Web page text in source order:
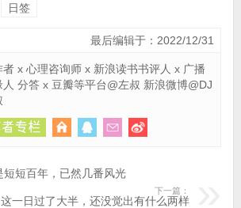
日签
最后编辑于：2022/12/31
者 x 心理咨询师 x 新浪读书书评人 x 广播
人 分答 x 豆瓣等平台@左叔 新浪微博@DJ
短短百年，已然几番风光
下一篇：
这一日过了大半，还没觉出有什么两样